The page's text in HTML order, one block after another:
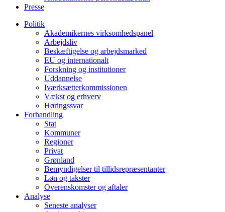
Presse
Politik
Akademikernes virksomhedspanel
Arbejdsliv
Beskæftigelse og arbejdsmarked
EU og internationalt
Forskning og institutioner
Uddannelse
Iværksætterkommissionen
Vækst og erhverv
Høringssvar
Forhandling
Stat
Kommuner
Regioner
Privat
Grønland
Bemyndigelser til tillidsrepræsentanter
Løn og takster
Overenskomster og aftaler
Analyse
Seneste analyser